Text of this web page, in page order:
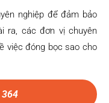
nghiệp để đảm bảo
ra, các đơn vị chuyên
việc đóng bọc sao cho
364